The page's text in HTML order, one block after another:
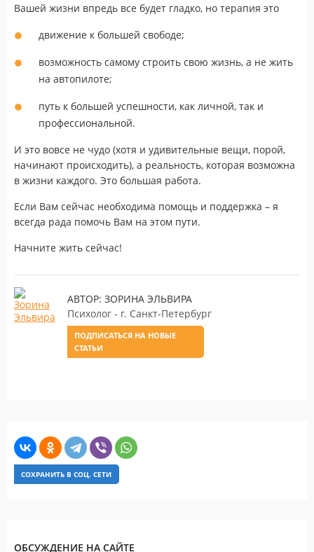
Вашей жизни впредь все будет гладко, но терапия это
движение к большей свободе;
возможность самому строить свою жизнь, а не жить
на автопилоте;
путь к большей успешности, как личной, так и
профессиональной.
И это вовсе не чудо (хотя и удивительные вещи, порой,
начинают происходить), а реальность, которая возможна
в жизни каждого. Это большая работа.
Если Вам сейчас необходима помощь и поддержка – я
всегда рада помочь Вам на этом пути.
Начните жить сейчас!
АВТОР: ЗОРИНА ЭЛЬВИРА
Психолог - г. Санкт-Петербург
ПОДПИСАТЬСЯ НА НОВЫЕ
СТАТЬИ
СОХРАНИТЬ В СОЦ. СЕТИ
ОБСУЖДЕНИЕ НА САЙТЕ